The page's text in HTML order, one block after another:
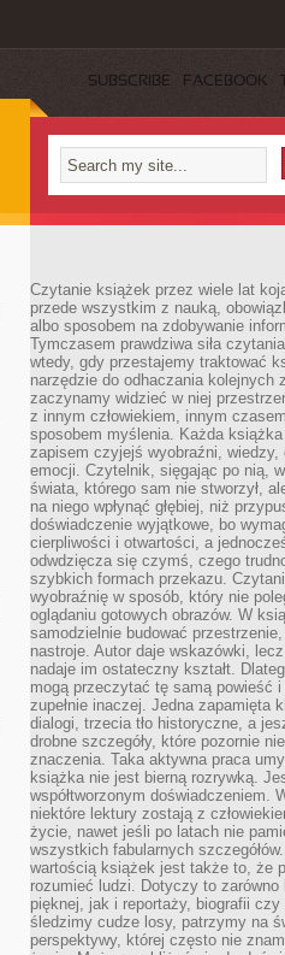
SUBSCRIBE FACEBOOK
Czytanie książek przez wiele lat
przede wszystkim z nauką,
albo sposobem na zdobywanie
Tymczasem prawdziwa siła
wtedy, gdy przestajemy traktować
narzędzie do odhaczania kolejnych
zaczynamy widzieć w niej
z innym człowiekiem, innym
sposobem myślenia. Każda
zapisem czyjejś wyobraźni, wiedzy,
emocji. Czytelnik, sięgając po nią,
świata, którego sam nie stworzył,
na niego wpłynąć głębiej, niż
doświadczenie wyjątkowe, bo
cierpliwości i otwartości, a
odwdzięcza się czymś, czego
szybkich formach przekazu.
wyobraźnię w sposób, który nie
oglądaniu gotowych obrazów. W
samodzielnie budować
nastroje. Autor daje wskazówki,
nadaje im ostateczny kształt.
mogą przeczytać tę samą powieść
zupełnie inaczej. Jedna zapamięta
dialogi, trzecia tło historyczne, a
drobne szczegóły, które pozornie
znaczenia. Taka aktywna praca
książka nie jest bierną rozrywką.
współtworzonym doświadczeniem.
niektóre lektury zostają z
życie, nawet jeśli po latach nie
wszystkich fabularnych
wartością książek jest także to, że
rozumieć ludzi. Dotyczy to zarówno
pięknej, jak i reportaży, biografii czy
śledzimy cudze losy, patrzymy na
perspektywy, której często nie